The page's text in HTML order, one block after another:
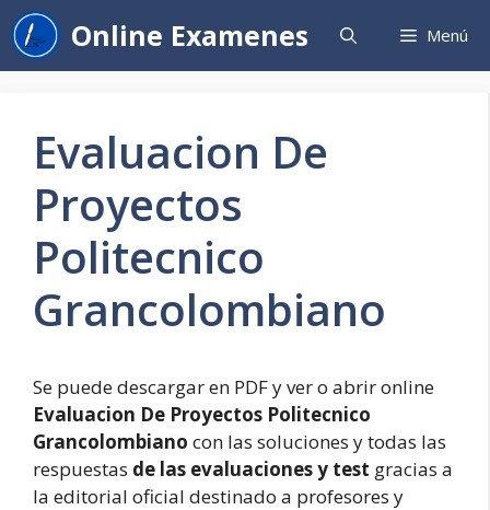
Saltar
al
contenido
Online Examenes Menú
Evaluacion De
Proyectos
Politecnico
Grancolombiano
Se puede descargar en PDF y ver o abrir online
Evaluacion De Proyectos Politecnico
Grancolombiano con las soluciones y todas las
respuestas de las evaluaciones y test gracias a
la editorial oficial destinado a profesores y